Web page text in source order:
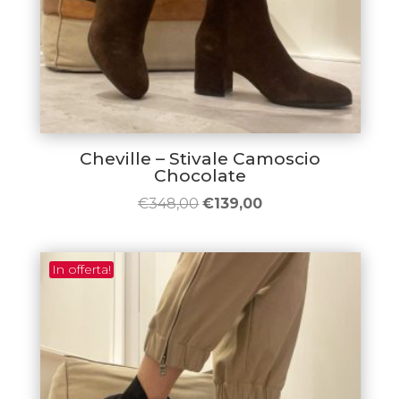
Cheville – Stivale Camoscio
Chocolate
€348,00Il
originale
€348,00.
€139,00Il
attuale
è:
€139,00.
In offerta!